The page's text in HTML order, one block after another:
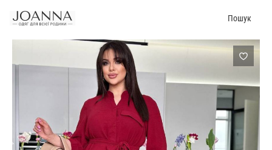
Пошук